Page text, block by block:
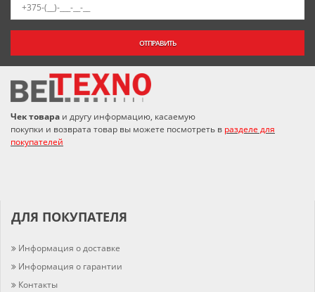
ОТПРАВИТЬ
Чек товара и другу информацию, касаемую
покупки и возврата товар вы можете посмотреть в разделе для
покупателей
ДЛЯ ПОКУПАТЕЛЯ
Информация о доставке
Информация о гарантии
Контакты